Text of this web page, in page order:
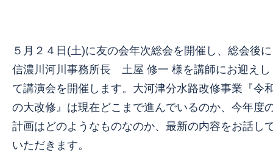
５月２４日(土)に友の会年次総会を開催し、総会後に
信濃川河川事務所長 土屋 修一 様を講師にお迎えし
て講演会を開催します。大河津分水路改修事業『令
の大改修』は現在どこまで進んでいるのか、今年度
計画はどのようなものなのか、最新の内容をお話し
いただきます。